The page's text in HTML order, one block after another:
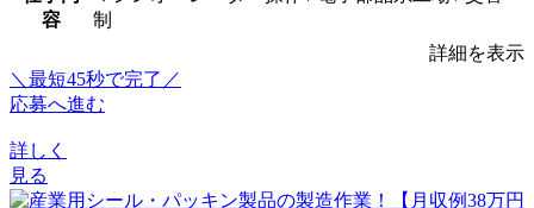
容
制
詳細を表示
＼最短45秒で完了／
応募へ進む
詳しく
見る